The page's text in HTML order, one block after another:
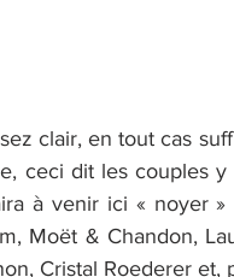
clair, en tout cas
ceci dit les couples
à venir ici « noyer
Moët & Chandon,
Cristal Roederer